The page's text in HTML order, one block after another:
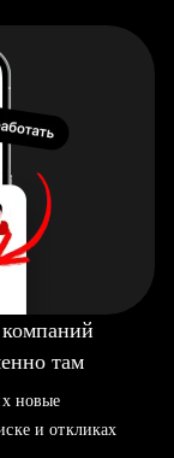
там
новые
и откликах